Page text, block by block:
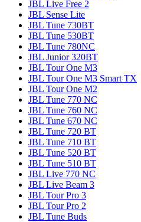
JBL Live Free 2
JBL Sense Lite
JBL Tune 730BT
JBL Tune 530BT
JBL Tune 780NC
JBL Junior 320BT
JBL Tour One M3
JBL Tour One M3 Smart TX
JBL Tour One M2
JBL Tune 770 NC
JBL Tune 760 NC
JBL Tune 670 NC
JBL Tune 720 BT
JBL Tune 710 BT
JBL Tune 520 BT
JBL Tune 510 BT
JBL Live 770 NC
JBL Live Beam 3
JBL Tour Pro 3
JBL Tour Pro 2
JBL Tune Buds